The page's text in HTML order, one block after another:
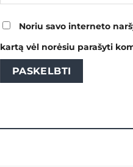
Noriu savo interneto
kartą vėl norėsiu parašyti